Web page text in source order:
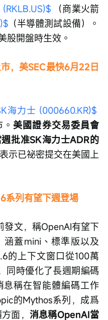
（商業火箭
（半導體測試設備）。
股開盤時生效。
，美SEC最快6月22日
海力士 (000660.KR)$
。美國證券交易委員會
批准SK海力士ADR的
示已祕密提交在美國上
系列有望下週登場
文，稱OpenAI有望下
涵蓋mini、標準版以及
的上下文窗口從100萬
同時優化了長週期編碼
息稱在智能體編碼工作
的Mythos系列，成爲
面， 消息稱OpenAI當